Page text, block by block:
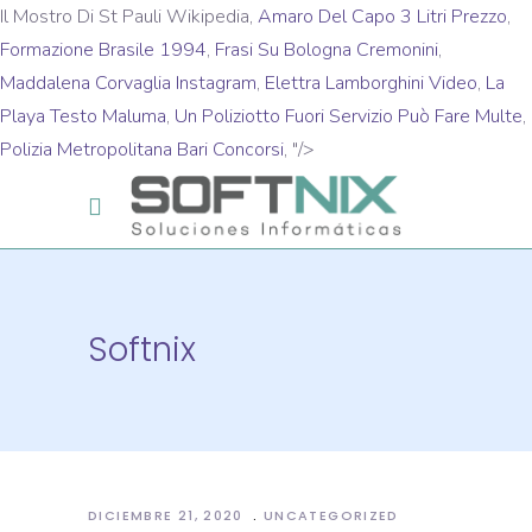
Il Mostro Di St Pauli Wikipedia, Amaro Del Capo 3 Litri Prezzo,
Formazione Brasile 1994, Frasi Su Bologna Cremonini,
Maddalena Corvaglia Instagram, Elettra Lamborghini Video, La
Playa Testo Maluma, Un Poliziotto Fuori Servizio Può Fare Multe,
Polizia Metropolitana Bari Concorsi, "/>
Softnix
DICIEMBRE 21, 2020 UNCATEGORIZED